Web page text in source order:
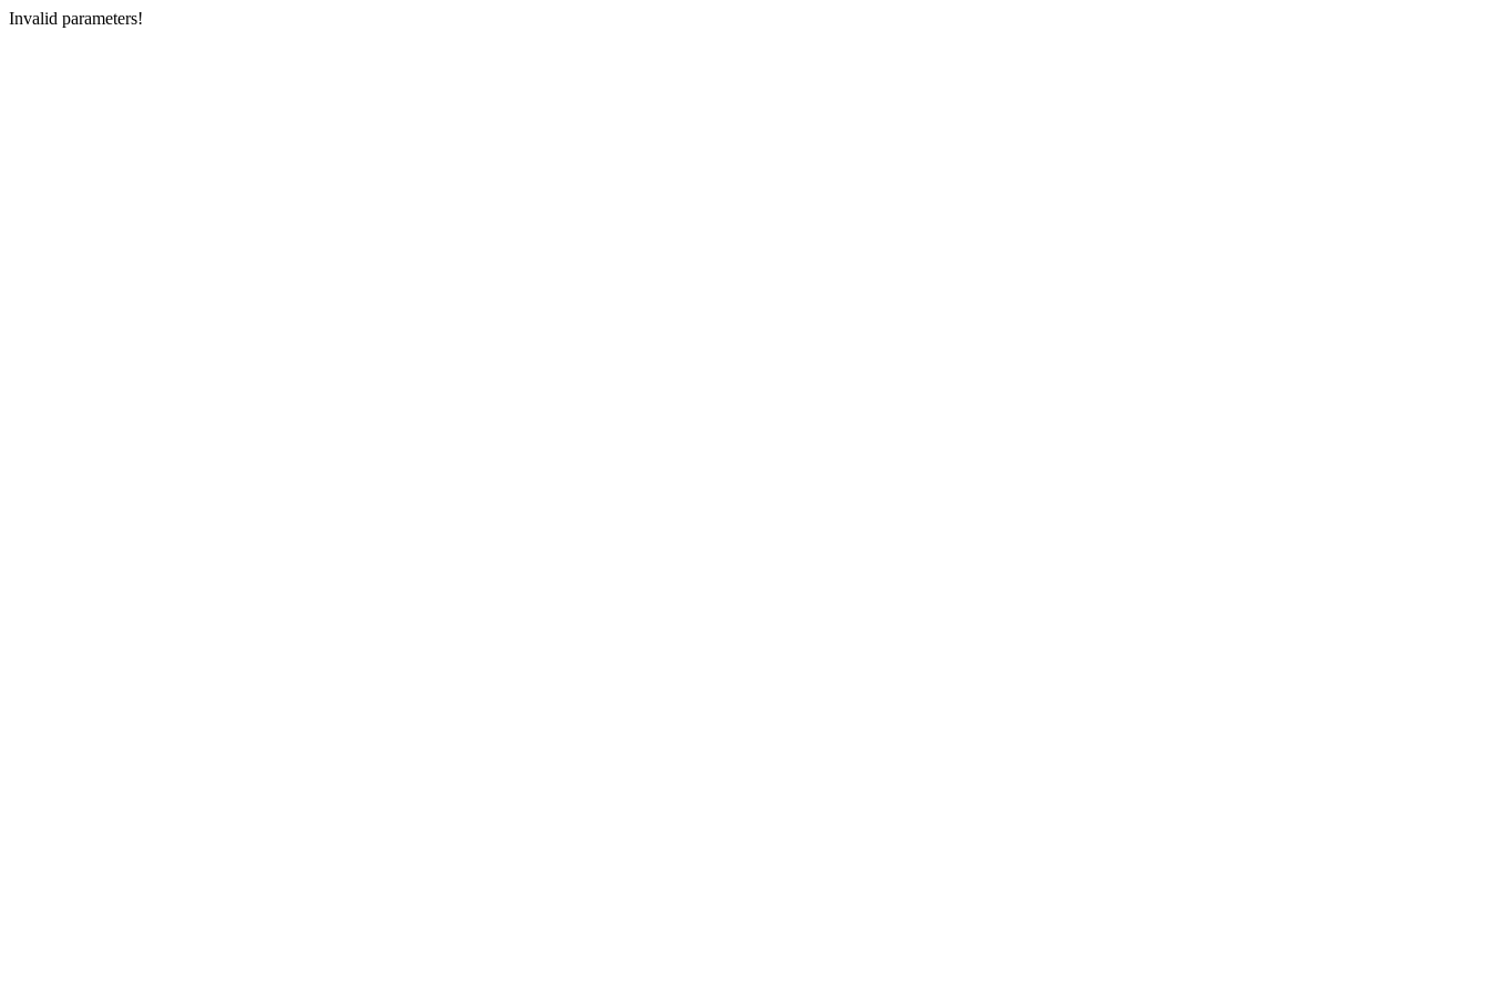
Invalid parameters!